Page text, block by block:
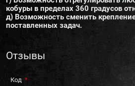
кобуры в пределах 360 градусов
д) Возможность сменить
поставленных задач.
Отзывы
Код